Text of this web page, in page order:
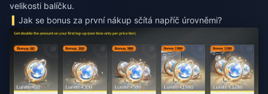
velikosti balíčku.
Jak se bonus za první nákup sčítá napříč úrovněmi?